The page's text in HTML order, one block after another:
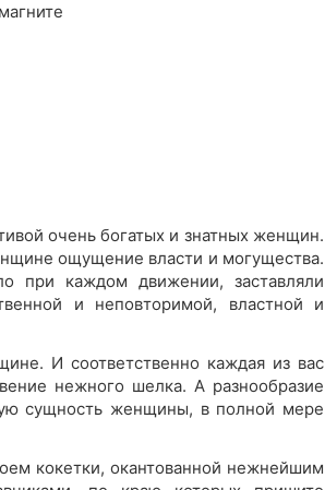
очень богатых и знатных женщин.
ощущение власти и могущества.
при каждом движении, заставляли
и неповторимой, властной и
И соответственно каждая из вас
нежного шелка. А разнообразие
сущность женщины, в полной мере
кокетки, окантованной нежнейшим